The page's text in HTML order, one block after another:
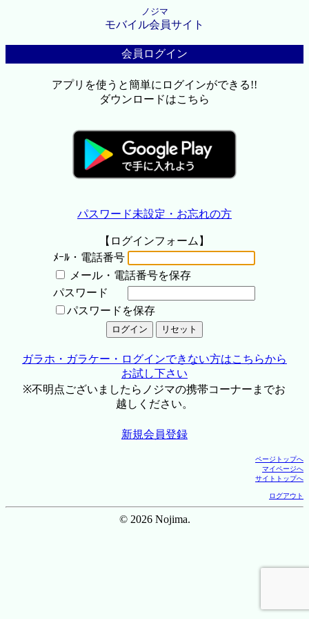
ノジマ
モバイル会員サイト
会員ログイン
アプリを使うと簡単にログインができる!!
ダウンロードはこちら
パスワード未設定・お忘れの方
【ログインフォーム】
ﾒｰﾙ・電話番号
メール・電話番号を保存
パスワード
パスワードを保存
ガラホ・ガラケー・ログインできない方はこちらから
お試し下さい
※不明点ございましたらノジマの携帯コーナーまでお
越しください。
新規会員登録
ページトップへ
マイページへ
サイトトップへ
ログアウト
© 2026 Nojima.